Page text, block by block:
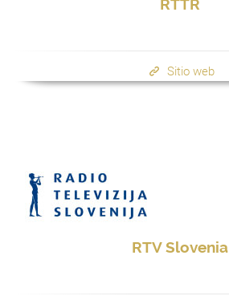
RTTR
Sitio web
RTV Slovenia